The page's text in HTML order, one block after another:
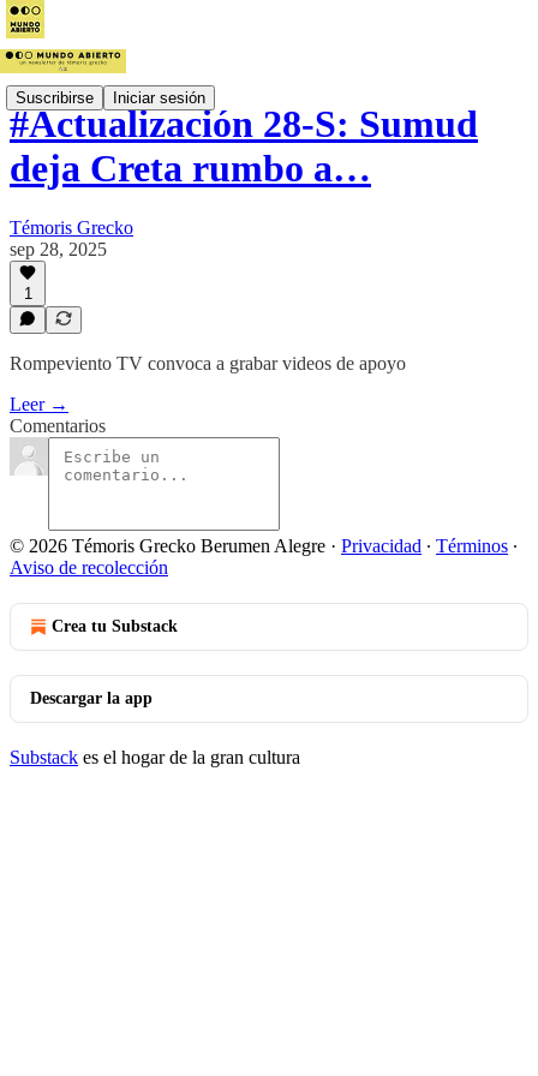
Suscribirse Iniciar sesión
#Actualización 28-S: Sumud
deja Creta rumbo a…
Témoris Grecko
sep 28, 2025
1
Rompeviento TV convoca a grabar videos de apoyo
Leer →
Comentarios
© 2026 Témoris Grecko Berumen Alegre · Privacidad ∙ Términos ∙
Aviso de recolección
Crea tu Substack
Descargar la app
Substack es el hogar de la gran cultura